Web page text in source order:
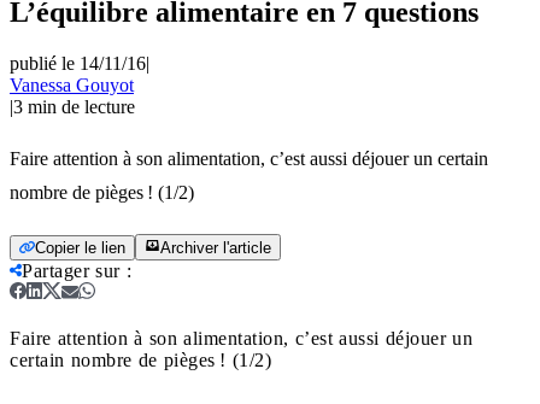
L’équilibre alimentaire en 7 questions
publié le 14/11/16|
Vanessa Gouyot
|3 min de lecture
Faire attention à son alimentation, c’est aussi déjouer un certain
nombre de pièges ! (1/2)
Copier le lien Archiver l'article
Partager sur:
Faire attention à son alimentation, c’est aussi déjouer un
certain nombre de pièges ! (1/2)